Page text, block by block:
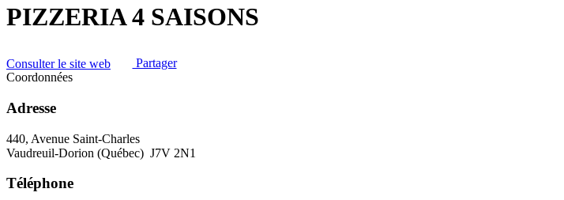
PIZZERIA 4 SAISONS
Consulter le site web
Partager
Coordonnées
Adresse
440, Avenue Saint-Charles
Vaudreuil-Dorion (Québec) J7V 2N1
Téléphone